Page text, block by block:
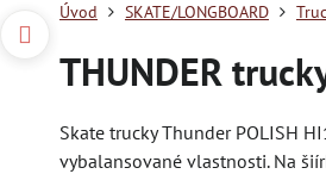
Úvod SKATE/LONGBOARD
THUNDER
Skate trucky Thunder POLISH
vybalansované vlastnosti. Na